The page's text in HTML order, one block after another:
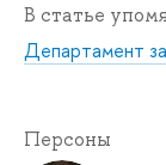
В статье
Департамент
Персоны